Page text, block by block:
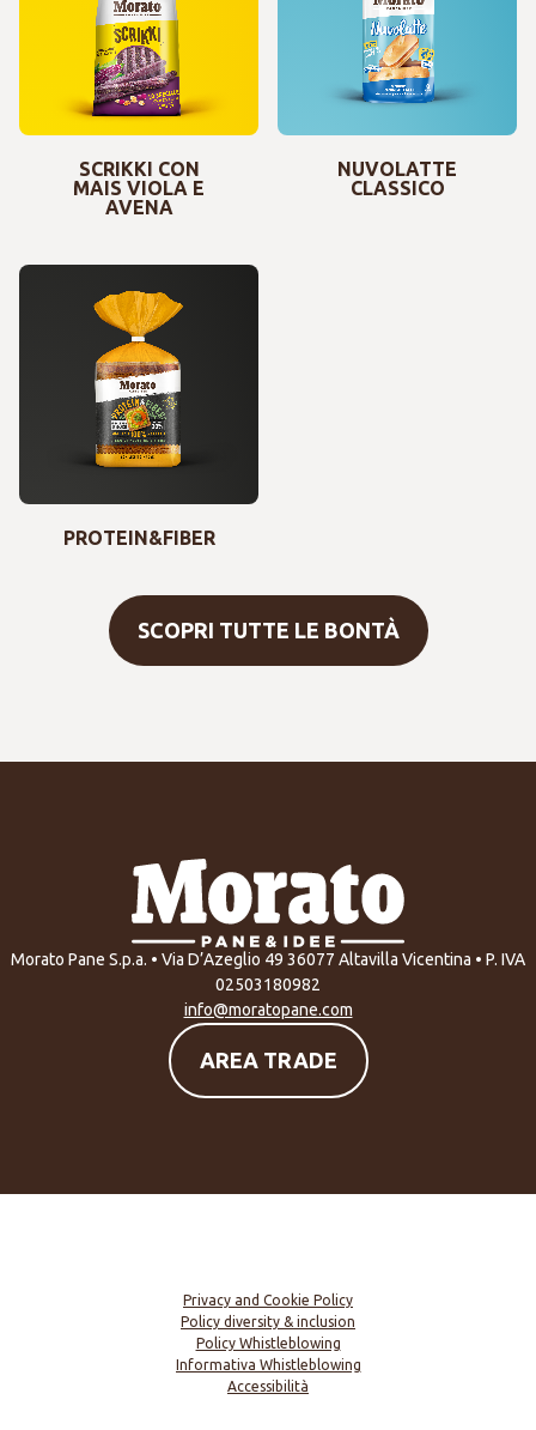
SCRIKKI CON
MAIS VIOLA E
AVENA
NUVOLATTE
CLASSICO
PROTEIN&FIBER
SCOPRI TUTTE LE BONTÀ
Morato Pane S.p.a. • Via D’Azeglio 49 36077 Altavilla Vicentina • P. IVA
02503180982
info@moratopane.com
AREA TRADE
Privacy and Cookie Policy
Policy diversity & inclusion
Policy Whistleblowing
Informativa Whistleblowing
Accessibilità